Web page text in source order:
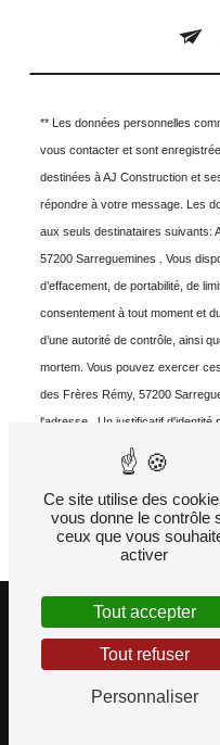
** Les données personnelles
vous contacter et sont
destinées à AJ Construction et
répondre à votre message. Les
aux seuls destinataires suivants:
57200 Sarreguemines . Vous
d’effacement, de portabilité, de
consentement à tout moment et
d’une autorité de contrôle, ainsi
mortem. Vous pouvez exercer
des Frères Rémy, 57200
l'adresse . Un justificatif d'identité
conservons vos données
pendant la durée de prescription
contentieux. Vous avez le droit
démarchage téléphonique,
Consultez le site cnil.fr pour plus
Vistalid- 2026 - Tous
-
Ce site utilise des
vous donne le contrôle
ceux que vous
activer
Tout accepter
Tout refuser
Personnaliser